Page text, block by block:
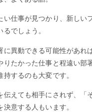
い仕事が見つかり、新しい
でしょう。
に異動できる可能性があれ
りたかった仕事と程遠い部
するのも大変です。
伝えても相手にされず、「
意する人もいます。